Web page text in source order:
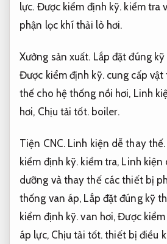
lực. Được kiểm định kỹ. kiểm tra
phận lọc khí thải lò hơi.
Xưởng sản xuất. Lắp đặt đúng
Được kiểm định kỹ.cung cấp vật
thế cho hệ thống nồi hơi, Linh
hơi, Chịu tải tốt.boiler.
Tiện CNC. Linh kiện dễ thay thế.
kiểm định kỹ. kiểm tra, Linh kiện
dưỡng và thay thế các thiết bị
thống van áp, Lắp đặt đúng kỹ
kiểm định kỹ. van hơi,Được
áp lực, Chịu tải tốt. thiết bị điều